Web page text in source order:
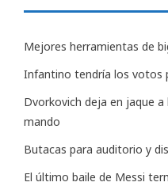
Mejores herramientas de
Infantino tendría los votos
Dvorkovich deja en jaque
mando
Butacas para auditorio y
El último baile de Messi